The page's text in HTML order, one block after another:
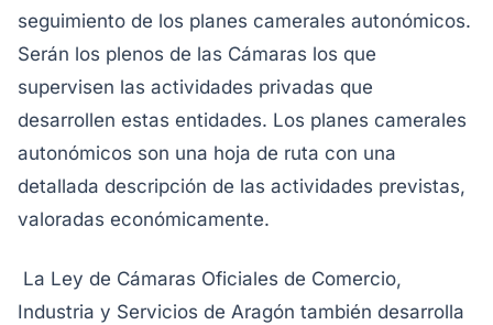
seguimiento de los planes camerales autonómicos.
Serán los plenos de las Cámaras los que
supervisen las actividades privadas que
desarrollen estas entidades. Los planes camerales
autonómicos son una hoja de ruta con una
detallada descripción de las actividades previstas,
valoradas económicamente.
La Ley de Cámaras Oficiales de Comercio,
Industria y Servicios de Aragón también desarrolla